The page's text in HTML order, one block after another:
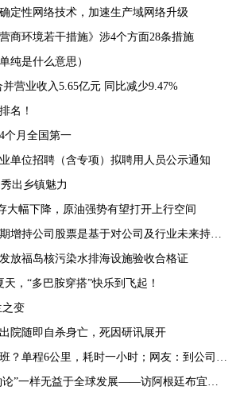
定性网络技术，加速生产域网络升级
商环境若干措施》涉4个方面28条措施
纯是什么意思）
营业收入5.65亿元 同比减少9.47%
名！
个月全国第一
单位招聘（含专项）拟聘用人员公示通知
出乡镇魅力
大幅下降，原油强势有望打开上行空间
放福岛核污染水排海设施验收合格证
，“多巴胺穿搭”快乐到飞起！
之变
院随即自杀身亡，死因研讯展开